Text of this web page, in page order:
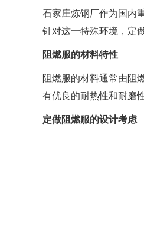
石家庄炼钢厂作为国内
针对这一特殊环境，定
阻燃服的材料特性
阻燃服的材料通常由阻
有优良的耐热性和耐磨
定做阻燃服的设计考虑